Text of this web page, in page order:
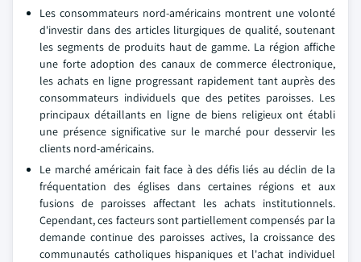
Les consommateurs nord-américains montrent une volonté
d'investir dans des articles liturgiques de qualité, soutenant
les segments de produits haut de gamme. La région affiche
une forte adoption des canaux de commerce électronique,
les achats en ligne progressant rapidement tant auprès des
consommateurs individuels que des petites paroisses. Les
principaux détaillants en ligne de biens religieux ont établi
une présence significative sur le marché pour desservir les
clients nord-américains.
Le marché américain fait face à des défis liés au déclin de la
fréquentation des églises dans certaines régions et aux
fusions de paroisses affectant les achats institutionnels.
Cependant, ces facteurs sont partiellement compensés par la
demande continue des paroisses actives, la croissance des
communautés catholiques hispaniques et l'achat individuel